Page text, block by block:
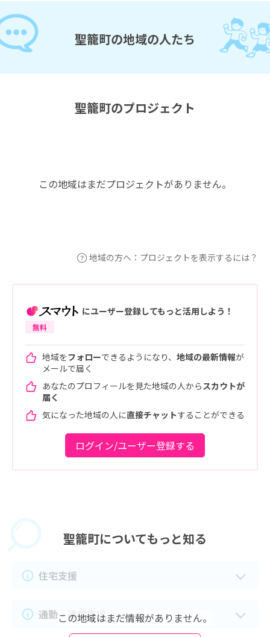
聖籠町の地域の人たち
聖籠町のプロジェクト
この地域はまだプロジェクトがありません。
地域の方へ：プロジェクトを表示するには？
にユーザー登録してもっと活用しよう！
無料
地域をフォローできるようになり、 地域の最新情報が
メールで届く
あなたのプロフィールを見た地域の人からスカウトが
届く
気になった地域の人に直接チャットすることができる
ログイン/ユーザー登録する
聖籠町についてもっと知る
この地域はまだ情報がありません。
住宅支援
通勤・通学支援